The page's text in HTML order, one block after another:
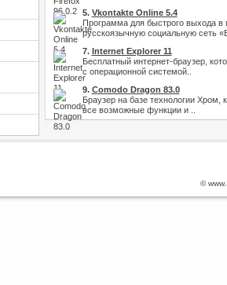
5. Vkontakte Online 5.4
Программа для быстрого выхода в
русскоязычную социальную сеть
7. Internet Explorer 11
Бесплатный интернет-браузер,
с операционной системой..
9. Comodo Dragon 83.0
Браузер на базе технологии Хром,
все возможные функции и ..
©